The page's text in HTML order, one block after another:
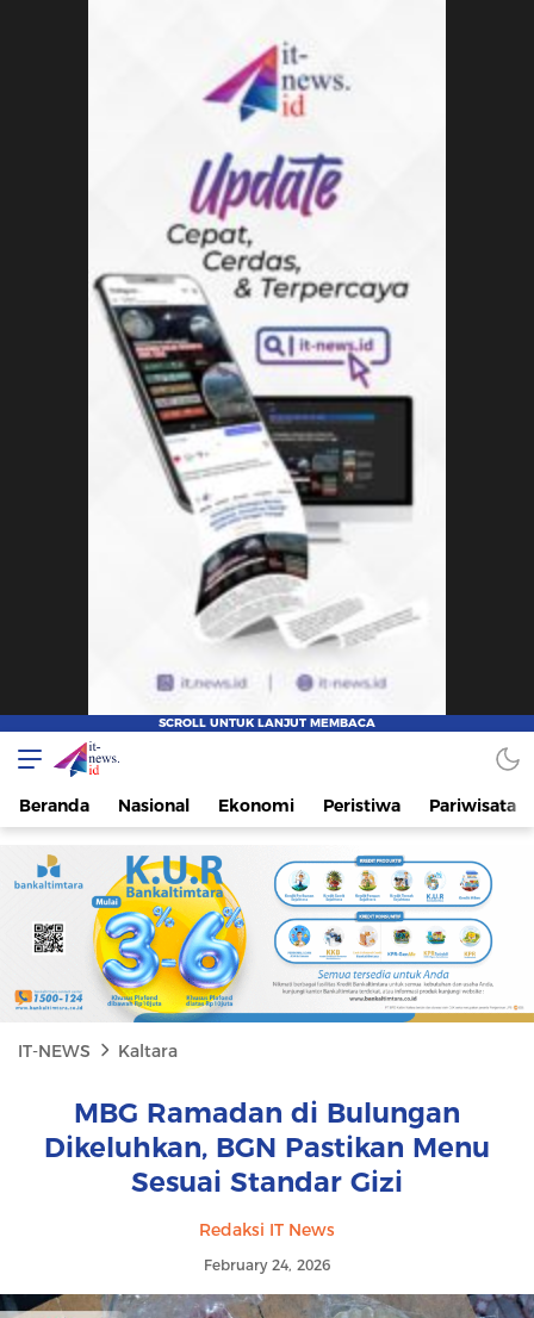
IT-NEWS
Update Cepat, Cerdas, dan Terpercaya
Beranda Nasional Ekonomi Peristiwa Pariwisata
IT-NEWS Kaltara
MBG Ramadan di Bulungan
Dikeluhkan, BGN Pastikan Menu
Sesuai Standar Gizi
Redaksi IT News
February 24, 2026